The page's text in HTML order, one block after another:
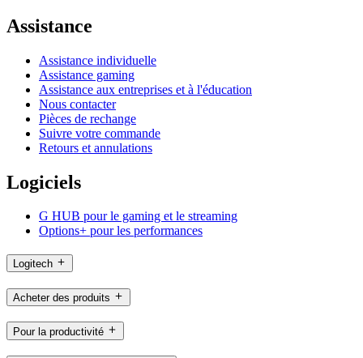
Assistance
Assistance individuelle
Assistance gaming
Assistance aux entreprises et à l'éducation
Nous contacter
Pièces de rechange
Suivre votre commande
Retours et annulations
Logiciels
G HUB pour le gaming et le streaming
Options+ pour les performances
Logitech
Acheter des produits
Pour la productivité